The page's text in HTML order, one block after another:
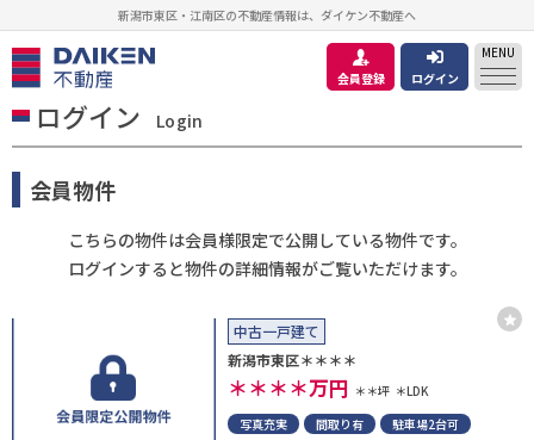
新潟市東区・江南区の不動産情報は、ダイケン不動産へ
会員登録 ログイン
MENU
ログイン Login
会員物件
こちらの物件は会員様限定で公開している物件です。
ログインすると物件の詳細情報がご覧いただけます。
中古一戸建て
新潟市東区＊＊＊＊
＊＊＊＊万円 ＊＊坪 ＊LDK
写真充実
間取り有 駐車場2台可